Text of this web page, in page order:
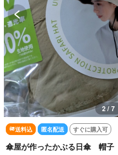
3 / 7
送料込 匿名配送 すぐに購入可
傘屋が作ったかぶる日傘 帽子